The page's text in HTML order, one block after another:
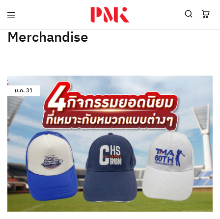
PMK
Polomaker
ผู้
แบรนด์
เสื้อ
โปโล
ยูนิฟอร์ม
พร้อม
โลโก้
ผู้
ผลิต
เสื้อ
มาตรฐาน
ISO9001
และ
อุตสาหกรรม
สี
เขียว
ระดับ
ที่2
Merchandise
ม.ค.31